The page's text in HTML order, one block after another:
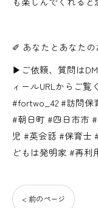
✐ あなたとあなた
▶ご依頼、質問は
ィールURLからご
#fortwo_42 #訪問保
#朝日町 #四日市市
児 #英会話 #保育
どもは発明家 #再利
< 前のページ